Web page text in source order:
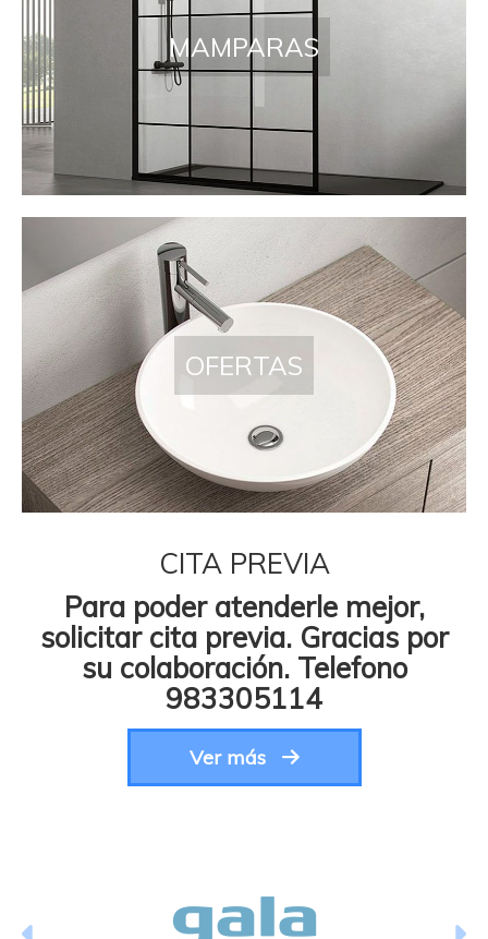
MAMPARAS
OFERTAS
CITA PREVIA
Para poder atenderle mejor,
solicitar cita previa. Gracias por
su colaboración. Telefono
983305114
Ver más